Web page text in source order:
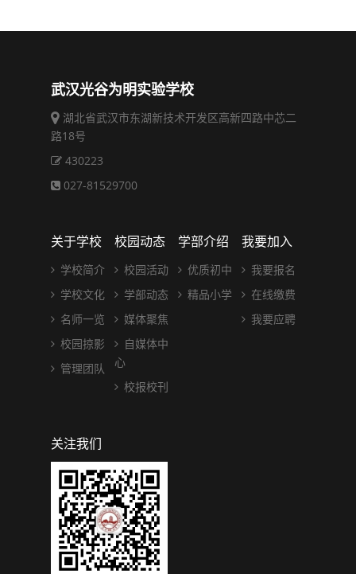
武汉光谷为明实验学校
湖北省武汉市东湖新技术开发区高新四路中芯二
路18号
430223
027-81529700
关于学校
学校简介
学校文化
名师一览
校园掠影
管理团队
校园动态
校园活动
学部动态
媒体聚焦
自媒体中
心
校报校刊
学部介绍
优质初中
精品小学
我要加入
我要报名
在线缴费
我要应聘
关注我们